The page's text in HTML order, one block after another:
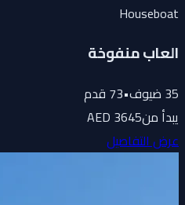
Houseboat
العاب منفوخة
35ضيوف•
73 قدم
يبدأ من3645 AED
عرض التفاصيل